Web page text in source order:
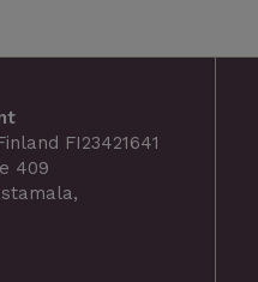
FI23421641
409